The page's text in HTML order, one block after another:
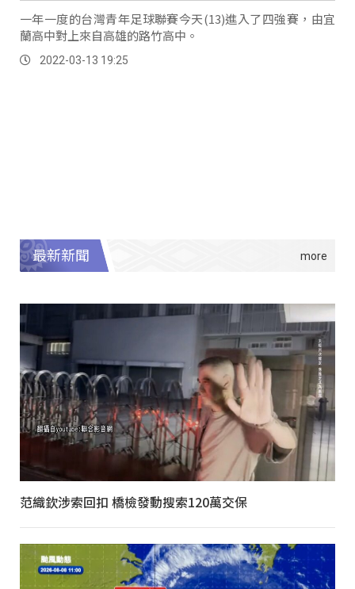
一年一度的台灣青年足球聯賽今天(13)進入了四強賽，由宜
蘭高中對上來自高雄的路竹高中。
2022-03-13 19:25
最新新聞
范織欽涉索回扣 橋檢發動搜索120萬交保